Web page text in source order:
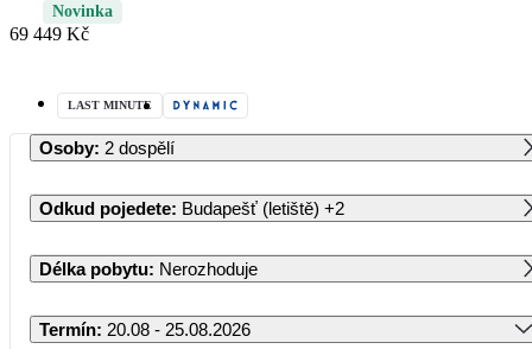
Novinka
69 449 Kč
LAST MINUTE
Osoby: 2 dospělí
Odkud pojedete: Budapešť (letiště) +2
Délka pobytu: Nerozhoduje
Termín: 20.08 - 25.08.2026